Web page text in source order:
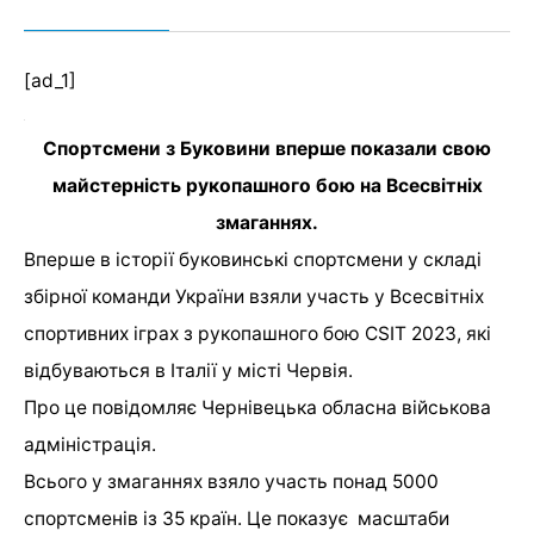
[ad_1]
Спортсмени з Буковини вперше показали свою
майстерність рукопашного бою на Всесвітніх
змаганнях.
Вперше в історії буковинські спортсмени у складі
збірної команди України взяли участь у Всесвітніх
спортивних іграх з рукопашного бою CSIT 2023, які
відбуваються в Італії у місті Червія.
Про це повідомляє Чернівецька обласна військова
адміністрація.
Всього у змаганнях взяло участь понад 5000
спортсменів із 35 країн. Це показує масштаби